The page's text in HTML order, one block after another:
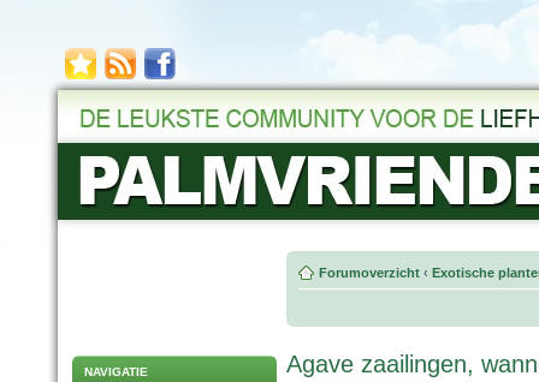
NAVIGATIE
Forumoverzicht ‹ Exotische
Agave zaailingen,